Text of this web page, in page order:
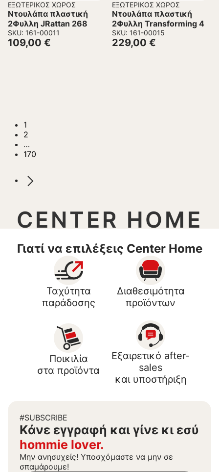
ΕΞΩΤΕΡΙΚΌΣ ΧΏΡΟΣ
Ντουλάπα πλαστική
2Φυλλη JRattan 268
SKU: 161-00011
109,00 €
ΕΞΩΤΕΡΙΚΌΣ ΧΏΡΟΣ
Ντουλάπα πλαστική
2Φυλλη Transforming 4
SKU: 161-00015
229,00 €
1
2
…
170
CENTER HOME
Γιατί να επιλέξεις Center Home
Ταχύτητα
παράδοσης
Διαθεσιμότητα
προϊόντων
Ποικιλία
στα προϊόντα
Εξαιρετικό after-
sales
και υποστήριξη
#SUBSCRIBE
Kάνε εγγραφή και γίνε κι εσύ
hommie lover.
Μην ανησυχείς! Υποσχόμαστε να μην σε
σπαμάρουμε!